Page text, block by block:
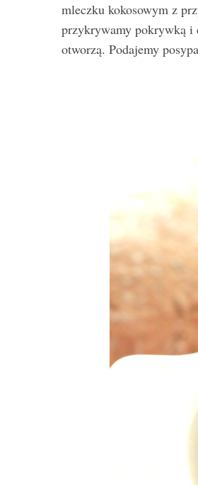
mleczku kokosowym z
przykrywamy pokrywką i
otworzą. Podajemy